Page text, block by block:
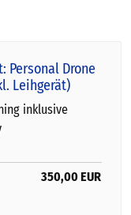
Personal Drone
Leihgerät)
inklusive
350,00EUR